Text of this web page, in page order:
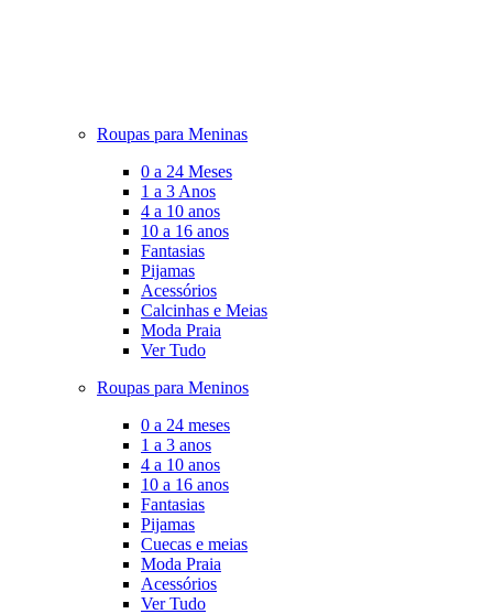
Roupas para Meninas
0 a 24 Meses
1 a 3 Anos
4 a 10 anos
10 a 16 anos
Fantasias
Pijamas
Acessórios
Calcinhas e Meias
Moda Praia
Ver Tudo
Roupas para Meninos
0 a 24 meses
1 a 3 anos
4 a 10 anos
10 a 16 anos
Fantasias
Pijamas
Cuecas e meias
Moda Praia
Acessórios
Ver Tudo